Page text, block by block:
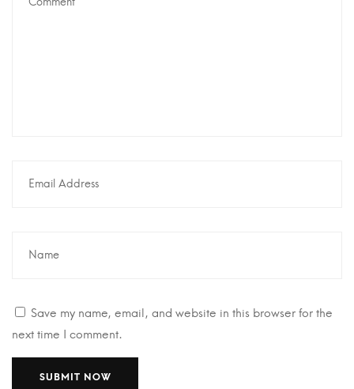
Save my name, email, and website in this browser for the
next time I comment.